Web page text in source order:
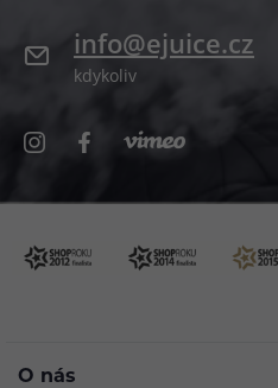
info@ejuice.cz
kdykoliv
O nás